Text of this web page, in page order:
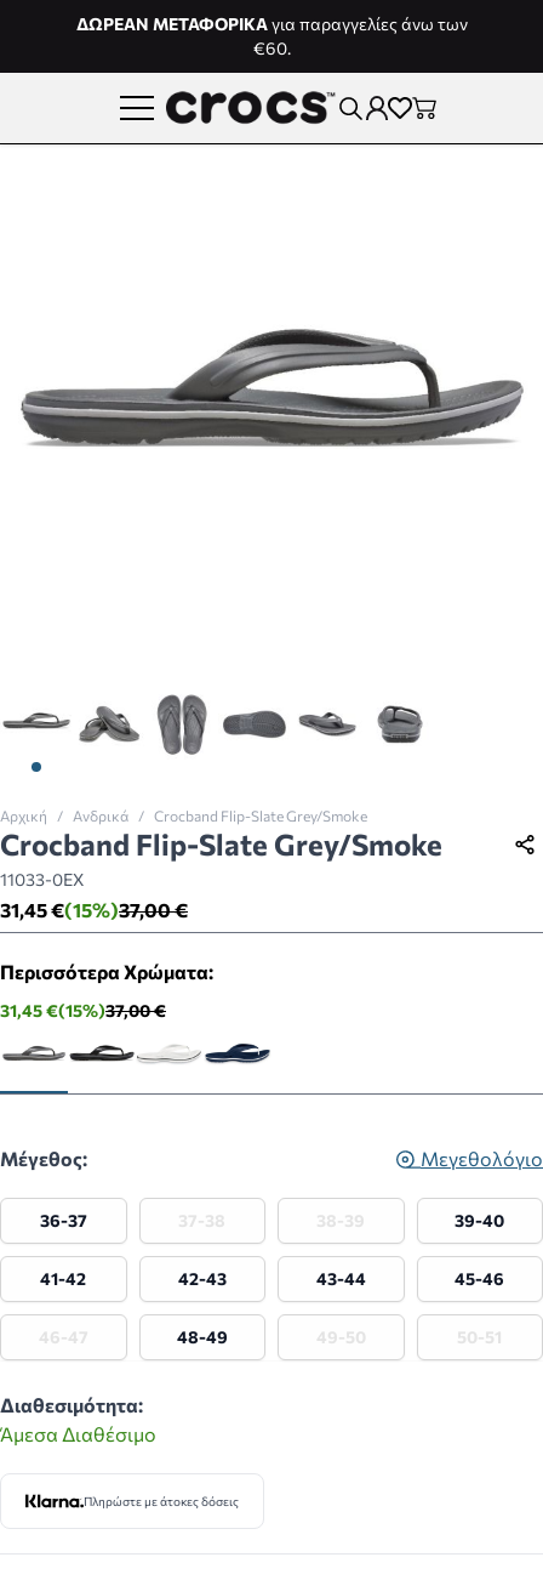
Μετάβαση στο περιεχόμενο
ΔΩΡΕΑΝ ΜΕΤΑΦΟΡΙΚΑγια παραγγελίες άνω των
€60.
View larger image
View larger image
View larger imageView larger imageView larger image
View larger
Αρχική / Ανδρικά / Crocband Flip-Slate Grey/Smoke
Crocband Flip-Slate Grey/Smoke
11033-0EX
37,00 €
(15%)
31,45 €
Περισσότερα Χρώματα:
31,45 €(15%)37,00 €
Μέγεθος: Μεγεθολόγιο
36-37 37-38 38-39 39-40
41-42 42-43 43-44 45-46
46-47 48-49 49-50 50-51
Διαθεσιμότητα:
Άμεσα Διαθέσιμο
Πληρώστε με άτοκες δόσεις